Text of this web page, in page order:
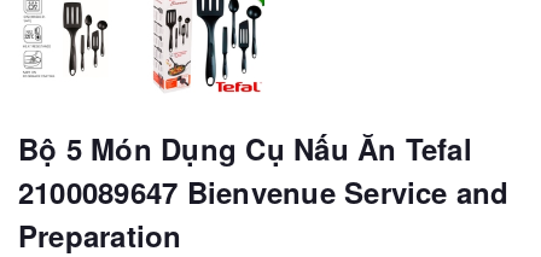
Bộ 5 Món Dụng Cụ Nấu Ăn Tefal
2100089647 Bienvenue Service and
Preparation